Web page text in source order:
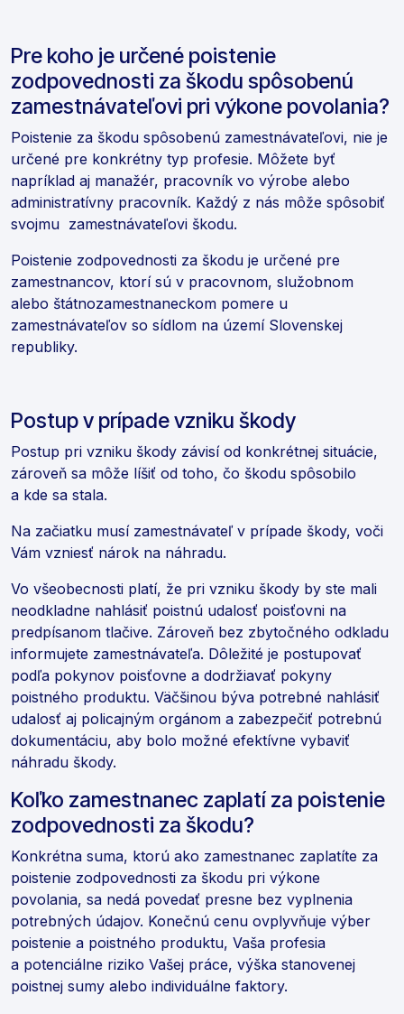
Pre koho je určené poistenie
zodpovednosti za škodu spôsobenú
zamestnávateľovi pri výkone povolania?
Poistenie za škodu spôsobenú zamestnávateľovi, nie je
určené pre konkrétny typ profesie. Môžete byť
napríklad aj manažér, pracovník vo výrobe alebo
administratívny pracovník. Každý z nás môže spôsobiť
svojmu zamestnávateľovi škodu.
Poistenie zodpovednosti za škodu je určené pre
zamestnancov, ktorí sú v pracovnom, služobnom
alebo štátnozamestnaneckom pomere u
zamestnávateľov so sídlom na území Slovenskej
republiky.
Postup v prípade vzniku škody
Postup pri vzniku škody závisí od konkrétnej situácie,
zároveň sa môže líšiť od toho, čo škodu spôsobilo
a kde sa stala.
Na začiatku musí zamestnávateľ v prípade škody, voči
Vám vzniesť nárok na náhradu.
Vo všeobecnosti platí, že pri vzniku škody by ste mali
neodkladne nahlásiť poistnú udalosť poisťovni na
predpísanom tlačive. Zároveň bez zbytočného odkladu
informujete zamestnávateľa. Dôležité je postupovať
podľa pokynov poisťovne a dodržiavať pokyny
poistného produktu. Väčšinou býva potrebné nahlásiť
udalosť aj policajným orgánom a zabezpečiť potrebnú
dokumentáciu, aby bolo možné efektívne vybaviť
náhradu škody.
Koľko zamestnanec zaplatí za poistenie
zodpovednosti za škodu?
Konkrétna suma, ktorú ako zamestnanec zaplatíte za
poistenie zodpovednosti za škodu pri výkone
povolania, sa nedá povedať presne bez vyplnenia
potrebných údajov. Konečnú cenu ovplyvňuje výber
poistenie a poistného produktu, Vaša profesia
a potenciálne riziko Vašej práce, výška stanovenej
poistnej sumy alebo individuálne faktory.